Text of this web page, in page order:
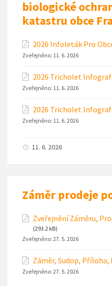
biologické
katastru obce
2026 Infoleták Pro
Zveřejněno: 11. 6. 2026
2026 Tricholet
Zveřejněno: 11. 6. 2026
2026 Tricholet
Zveřejněno: 11. 6. 2026
11. 6. 2026
Záměr prodeje
Zveřejnění Záměru,
(293.2 kB)
Zveřejněno: 27. 5. 2026
Záměr, Sudop, Příloha,
Zveřejněno: 27. 5. 2026